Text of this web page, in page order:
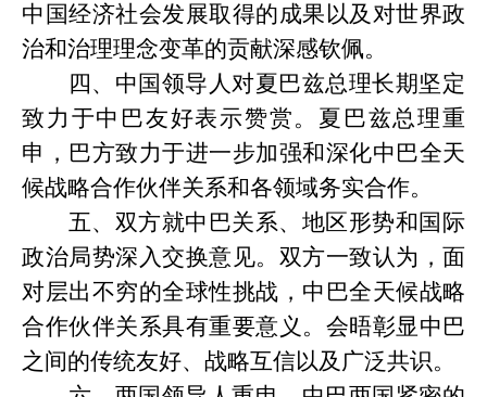
中国经济社会发展取得的成果以及对世界政
治和治理理念变革的贡献深感钦佩。
四、中国领导人对夏巴兹总理长期坚定
致力于中巴友好表示赞赏。夏巴兹总理重
申，巴方致力于进一步加强和深化中巴全天
候战略合作伙伴关系和各领域务实合作。
五、双方就中巴关系、地区形势和国际
政治局势深入交换意见。双方一致认为，面
对层出不穷的全球性挑战，中巴全天候战略
合作伙伴关系具有重要意义。会晤彰显中巴
之间的传统友好、战略互信以及广泛共识。